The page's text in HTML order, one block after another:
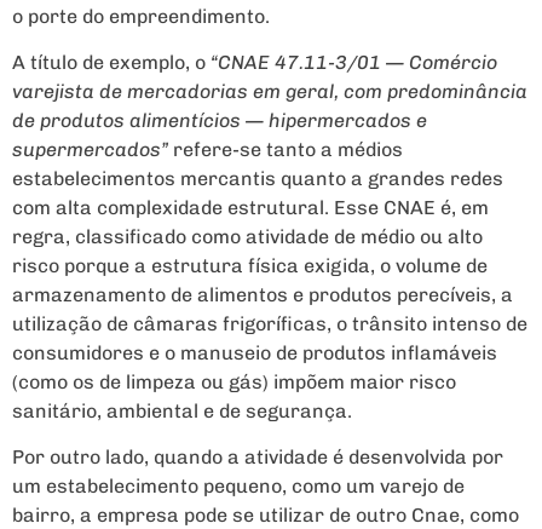
o porte do empreendimento.
A título de exemplo, o “CNAE 47.11-3/01 — Comércio
varejista de mercadorias em geral, com predominância
de produtos alimentícios — hipermercados e
supermercados” refere-se tanto a médios
estabelecimentos mercantis quanto a grandes redes
com alta complexidade estrutural. Esse CNAE é, em
regra, classificado como atividade de médio ou alto
risco porque a estrutura física exigida, o volume de
armazenamento de alimentos e produtos perecíveis, a
utilização de câmaras frigoríficas, o trânsito intenso de
consumidores e o manuseio de produtos inflamáveis
(como os de limpeza ou gás) impõem maior risco
sanitário, ambiental e de segurança.
Por outro lado, quando a atividade é desenvolvida por
um estabelecimento pequeno, como um varejo de
bairro, a empresa pode se utilizar de outro Cnae, como